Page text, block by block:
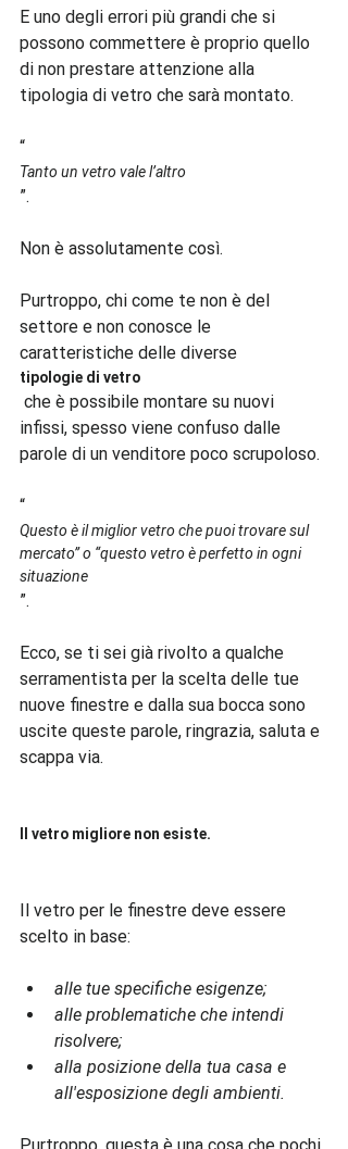
E uno degli errori più grandi che si
possono commettere è proprio quello
di non prestare attenzione alla
tipologia di vetro che sarà montato.
“
Tanto un vetro vale l’altro
”.
Non è assolutamente così.
Purtroppo, chi come te non è del
settore e non conosce le
caratteristiche delle diverse
tipologie di vetro
infissi, spesso viene confuso dalle
parole di un venditore poco scrupoloso.
“
Questo è il miglior vetro che puoi trovare sul
mercato” o “questo vetro è perfetto in ogni
situazione
”.
Ecco, se ti sei già rivolto a qualche
serramentista per la scelta delle tue
nuove finestre e dalla sua bocca sono
uscite queste parole, ringrazia, saluta e
scappa via.
Il vetro migliore non esiste.
Il vetro per le finestre deve essere
alle tue specifiche esigenze;
alle problematiche che intendi
risolvere;
alla posizione della tua casa e
all'esposizione degli ambienti.